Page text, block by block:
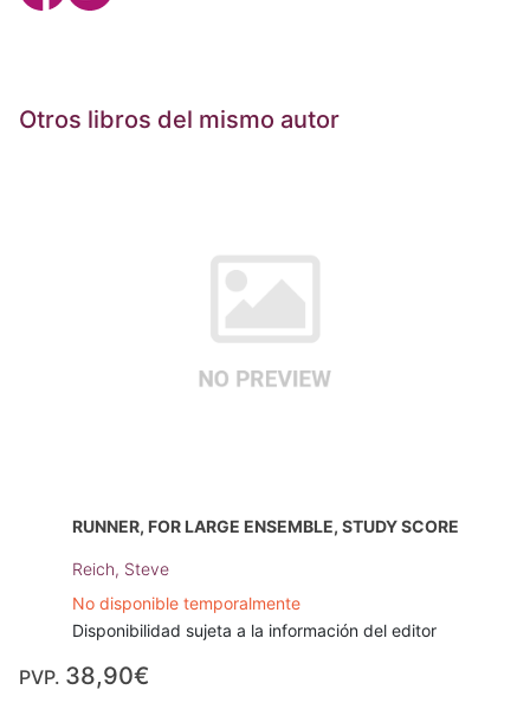
Otros libros del mismo autor
RUNNER, FOR LARGE ENSEMBLE, STUDY SCORE
Reich, Steve
No disponible temporalmente
Disponibilidad sujeta a la información del editor
PVP. 38,90€